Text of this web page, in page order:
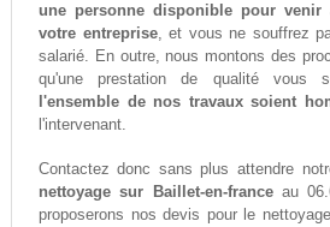
une personne disponible pour venir
votre entreprise, et vous ne souffrez
salarié. En outre, nous montons des
qu'une prestation de qualité vous
l'ensemble de nos travaux soient
l'intervenant.
Contactez donc sans plus attendre
nettoyage sur Baillet-en-franceau
proposerons nos devis pour le